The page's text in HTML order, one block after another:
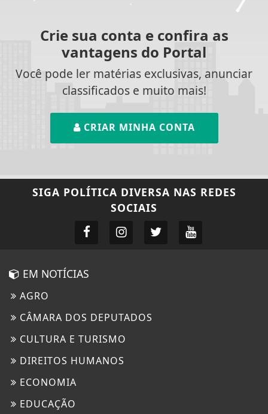
Crie sua conta e confira as
vantagens do Portal
Você pode ler matérias exclusivas, anunciar
classificados e muito mais!
CRIAR MINHA CONTA
SIGA POLÍTICA DIVERSA NAS REDES
SOCIAIS
EM NOTÍCIAS
AGRO
CÂMARA DOS DEPUTADOS
CULTURA E TURISMO
DIREITOS HUMANOS
ECONOMIA
EDUCAÇÃO